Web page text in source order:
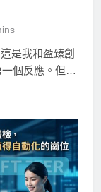
是我和盈臻創
一個反應。但…